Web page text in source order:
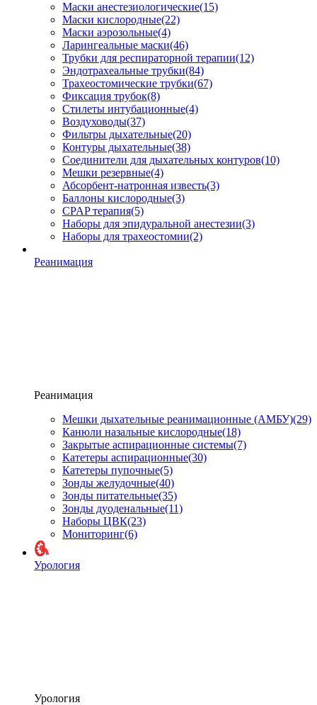
Маски анестезиологические(15)
Маски кислородные(22)
Маски аэрозольные(4)
Ларингеальные маски(46)
Трубки для респираторной терапии(12)
Эндотрахеальные трубки(84)
Трахеостомические трубки(67)
Фиксация трубок(8)
Стилеты интубационные(4)
Воздуховоды(37)
Фильтры дыхательные(20)
Контуры дыхательные(38)
Соединители для дыхательных контуров(10)
Мешки резервные(4)
Абсорбент-натронная известь(3)
Баллоны кислородные(3)
CPAP терапия(5)
Наборы для эпидуральной анестезии(3)
Наборы для трахеостомии(2)
Реанимация
Реанимация
Мешки дыхательные реанимационные (АМБУ)(29)
Канюли назальные кислородные(18)
Закрытые аспирационные системы(7)
Катетеры аспирационные(30)
Катетеры пупочные(5)
Зонды желудочные(40)
Зонды питательные(35)
Зонды дуоденальные(11)
Наборы ЦВК(23)
Мониторинг(6)
Урология
Урология